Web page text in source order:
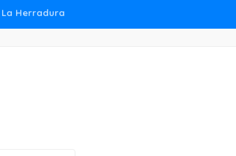
Herradura